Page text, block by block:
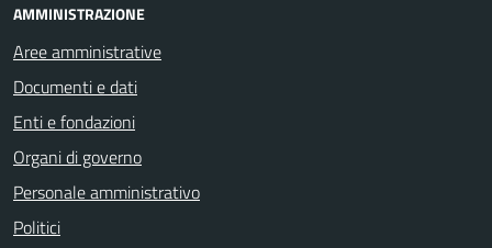
AMMINISTRAZIONE
Aree amministrative
Documenti e dati
Enti e fondazioni
Organi di governo
Personale amministrativo
Politici